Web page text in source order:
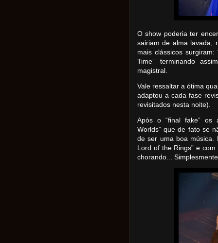
O show poderia ter
sairiam de alma lavada,
mais clássicos surgiram:
Time” terminando
magistral.
Vale ressaltar a ótima
adaptou a cada fase
revisitados nesta noite).
Após o “final fake” os
Worlds” que de fato se
de ser uma boa música.
Lord of the Rings” e
chorando...